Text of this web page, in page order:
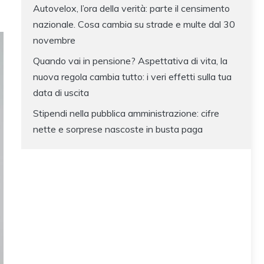
Autovelox, l’ora della verità: parte il censimento
nazionale. Cosa cambia su strade e multe dal 30
novembre
Quando vai in pensione? Aspettativa di vita, la
nuova regola cambia tutto: i veri effetti sulla tua
data di uscita
Stipendi nella pubblica amministrazione: cifre
nette e sorprese nascoste in busta paga